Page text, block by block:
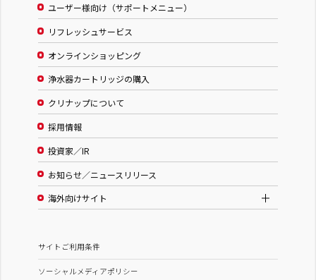
ユーザー様向け（サポートメニュー）
リフレッシュサービス
オンラインショッピング
浄水器カートリッジの購入
クリナップについて
採用情報
投資家／IR
お知らせ／ニュースリリース
海外向けサイト
サイトご利用条件
ソーシャルメディアポリシー